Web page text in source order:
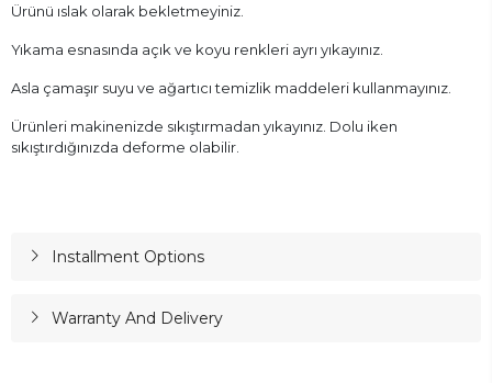
Ürünü ıslak olarak bekletmeyiniz.
Yıkama esnasında açık ve koyu renkleri ayrı yıkayınız.
Asla çamaşır suyu ve ağartıcı temizlik maddeleri kullanmayınız.
Ürünleri makinenizde sıkıştırmadan yıkayınız. Dolu iken
sıkıştırdığınızda deforme olabilir.
Installment Options
Warranty And Delivery